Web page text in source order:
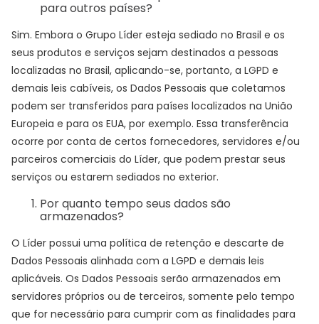
para outros países?
Sim. Embora o Grupo Líder esteja sediado no Brasil e os
seus produtos e serviços sejam destinados a pessoas
localizadas no Brasil, aplicando-se, portanto, a LGPD e
demais leis cabíveis, os Dados Pessoais que coletamos
podem ser transferidos para países localizados na União
Europeia e para os EUA, por exemplo. Essa transferência
ocorre por conta de certos fornecedores, servidores e/ou
parceiros comerciais do Líder, que podem prestar seus
serviços ou estarem sediados no exterior.
Por quanto tempo seus dados são
armazenados?
O Líder possui uma política de retenção e descarte de
Dados Pessoais alinhada com a LGPD e demais leis
aplicáveis. Os Dados Pessoais serão armazenados em
servidores próprios ou de terceiros, somente pelo tempo
que for necessário para cumprir com as finalidades para